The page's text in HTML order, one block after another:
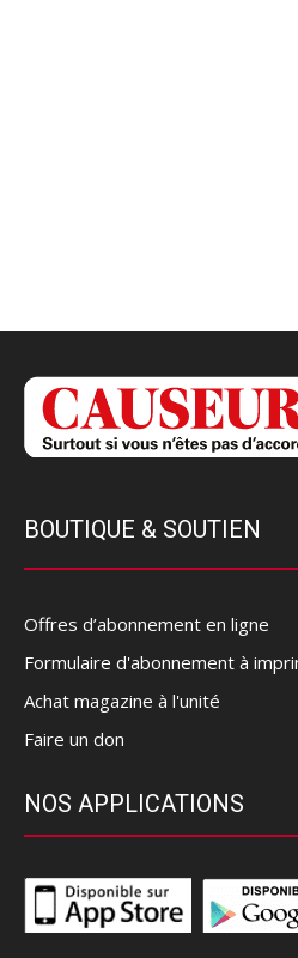
BOUTIQUE & SOUTIEN
Offres d’abonnement en ligne
Formulaire d'abonnement à
Achat magazine à l'unité
Faire un don
NOS APPLICATIONS